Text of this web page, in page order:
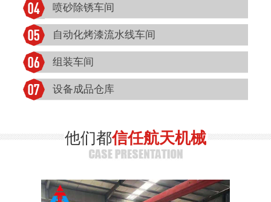
喷砂除锈车间
自动化烤漆流水线车间
组装车间
设备成品仓库
他们都信任航天机械